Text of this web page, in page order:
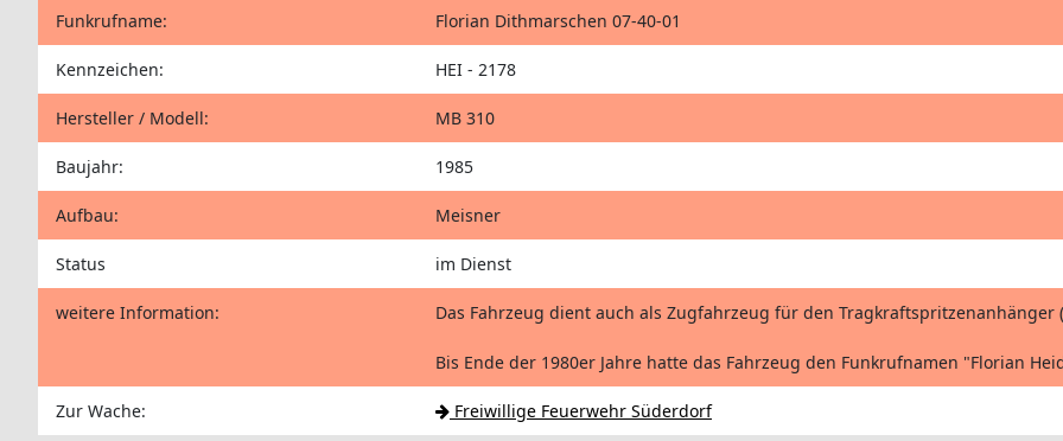
Funkrufname: Florian Dithmarschen 07-40-01
Kennzeichen: HEI - 2178
Hersteller / Modell: MB 310
Baujahr: 1985
Aufbau: Meisner
Status im Dienst
weitere Information: Das Fahrzeug dient auch als Zugfahrzeug für den Tragkraftspritzenanhänger
Bis Ende der 1980er Jahre hatte das Fahrzeug den Funkrufnamen "Florian
Zur Wache: Freiwillige Feuerwehr Süderdorf